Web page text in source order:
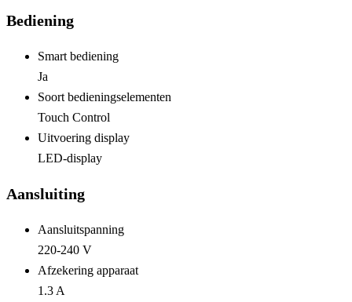
Bediening
Smart bediening
Ja
Soort bedieningselementen
Touch Control
Uitvoering display
LED-display
Aansluiting
Aansluitspanning
220-240 V
Afzekering apparaat
1.3 A